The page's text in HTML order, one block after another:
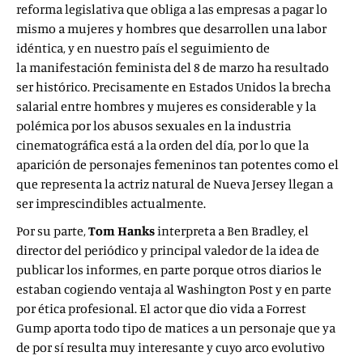
reforma legislativa que obliga a las empresas a pagar lo
mismo a mujeres y hombres que desarrollen una labor
idéntica, y en nuestro país el seguimiento de
la manifestación feminista del 8 de marzo ha resultado
ser histórico. Precisamente en Estados Unidos la brecha
salarial entre hombres y mujeres es considerable y la
polémica por los abusos sexuales en la industria
cinematográfica está a la orden del día, por lo que la
aparición de personajes femeninos tan potentes como el
que representa la actriz natural de Nueva Jersey llegan a
ser imprescindibles actualmente.
Por su parte,Tom Hanksinterpreta a Ben Bradley, el
director del periódico y principal valedor de la idea de
publicar los informes, en parte porque otros diarios le
estaban cogiendo ventaja al Washington Post y en parte
por ética profesional. El actor que dio vida a Forrest
Gump aporta todo tipo de matices a un personaje que ya
de por sí resulta muy interesante y cuyo arco evolutivo